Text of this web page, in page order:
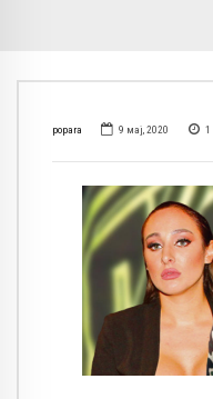
popara 9 мај, 2020 1